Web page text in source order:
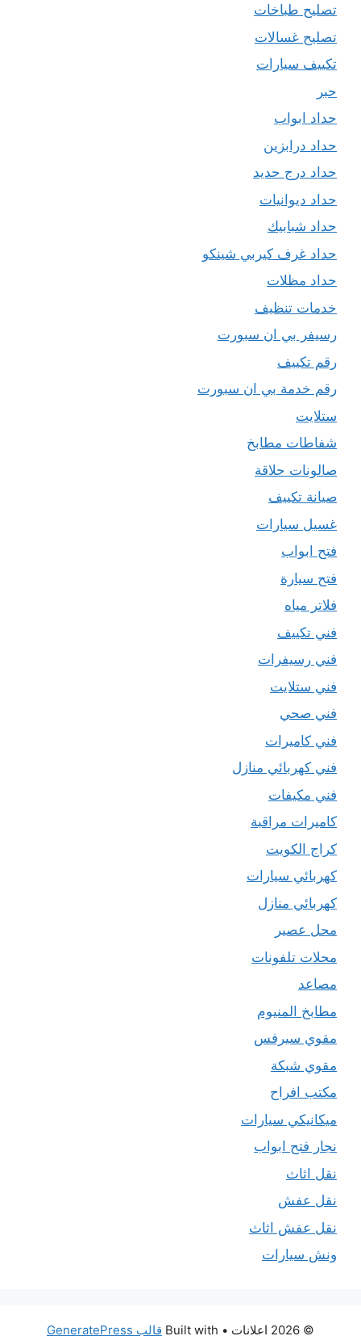
تصليح طباخات
تصليح غسالات
تكييف سيارات
حبر
حداد ابواب
حداد درابزين
حداد درج حديد
حداد ديوانيات
حداد شبابيك
حداد غرف كيربي شينكو
حداد مظلات
خدمات تنظيف
رسيفر بي ان سبورت
رقم تكييف
رقم خدمة بي ان سبورت
ستلايت
شفاطات مطابخ
صالونات حلاقة
صيانة تكييف
غسيل سيارات
فتح ابواب
فتح سيارة
فلاتر مياه
فني تكييف
فني رسيفرات
فني ستلايت
فني صحي
فني كاميرات
فني كهربائي منازل
فني مكيفات
كاميرات مراقبة
كراج الكويت
كهربائي سيارات
كهربائي منازل
محل عصير
محلات تلفونات
مصاعد
مطابخ المنيوم
مقوي سيرفس
مقوي شبكة
مكتب افراح
ميكانيكي سيارات
نجار فتح ابواب
نقل اثاث
نقل عفش
نقل عفش اثاث
ونش سيارات
© 2026 اعلانات • Built with قالب GeneratePress